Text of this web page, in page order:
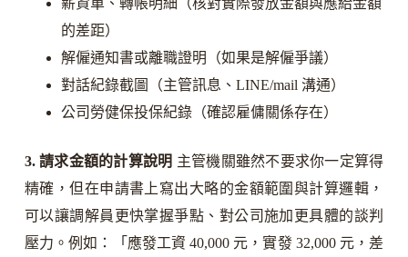
薪資單、轉帳明細（核對實際發放金額與應給金額
的差距）
解僱通知書或離職證明（如果是解僱爭議）
對話紀錄截圖（主管訊息、LINE/mail 溝通）
公司勞健保投保紀錄（確認雇傭關係存在）
3. 請求金額的計算說明 主管機關雖然不要求你一定算得
精確，但在申請書上寫出大略的金額範圍與計算邏輯，
可以讓調解員更快掌握爭點、對公司施加更具體的談判
壓力。例如：「應發工資 40,000 元，實發 32,000 元，差